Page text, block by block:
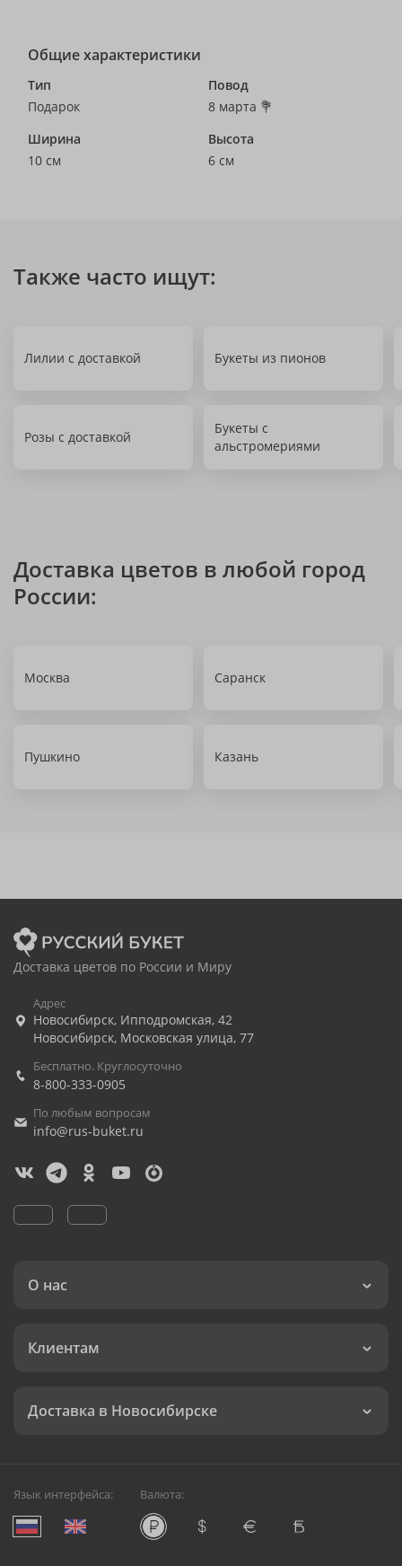
Общие характеристики
Тип
Подарок
Повод
8 марта 💐
Ширина
10 см
Высота
6 см
Также часто ищут:
Лилии с доставкой Букеты из пионов
Розы с доставкой
Букеты с
альстромериями
Доставка цветов в любой город
России:
Москва Саранск
Пушкино Казань
Доставка цветов по России и Миру
Адрес
Новосибирск, Ипподромская, 42
Новосибирск, Московская улица, 77
Бесплатно. Круглосуточно
8-800-333-0905
По любым вопросам
info@rus-buket.ru
О нас
Клиентам
Доставка в Новосибирске
Язык интерфейса: Валюта: